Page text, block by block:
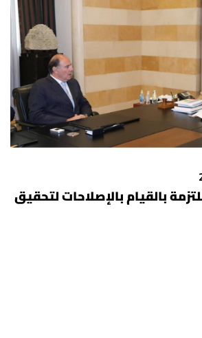
بالقيام بالإصلاحات لتحقيق